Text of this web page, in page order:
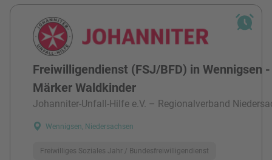
Freiwilligendienst (FSJ/BFD) in Wennigsen
Märker Waldkinder
Johanniter-Unfall-Hilfe e.V. – Regionalverband
Wennigsen, Niedersachsen
Freiwilliges Soziales Jahr / Bundesfreiwilligendienst